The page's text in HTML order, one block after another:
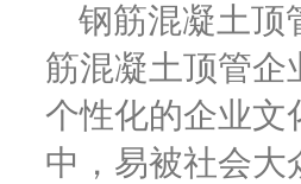
钢筋混凝土顶
筋混凝土顶管企
个性化的企业文
中，易被社会大